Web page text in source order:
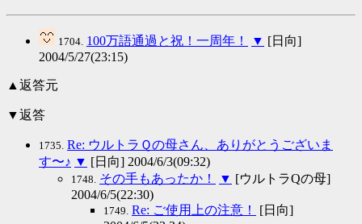
1704. 100万語通過と祝！一周年！ ▼ [日向]
2004/5/27(23:15)
▲返答元
▼返答
1735. Re: ウルトラＱの母さん、ありがとうございま
す〜♪ ▼ [日向] 2004/6/3(09:32)
1748. その手もあったか！ ▼ [ウルトラQの母]
2004/6/5(22:30)
1749. Re: ご使用上の注意！
[日向]